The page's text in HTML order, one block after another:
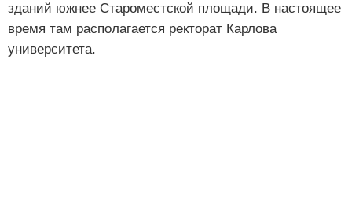
зданий южнее Староместской площади. В настоящее
время там располагается ректорат Карлова
университета.